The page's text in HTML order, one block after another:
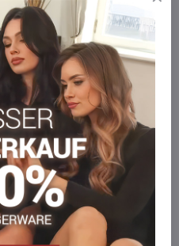
und genießen Sie einen 5 %
Warenkorb angewendet.
als wir
wir füllen die Ware für Sie